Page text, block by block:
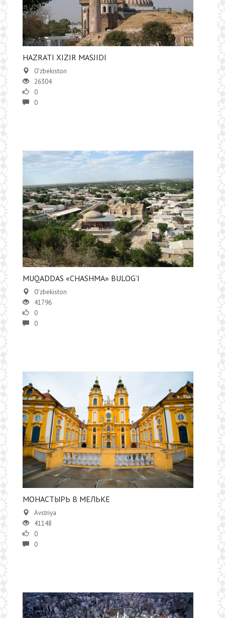
HAZRATI ХIZIR MASJIDI
O'zbekiston
26304
0
0
MUQADDAS «CHASHMA» BULOG’I
O'zbekiston
41796
0
0
МОНАСТЫРЬ В МЕЛЬКЕ
Avstriya
41148
0
0